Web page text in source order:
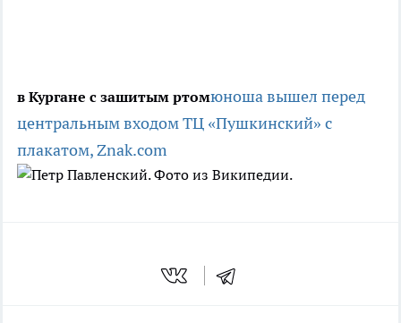
в Кургане с зашитым ртомюноша вышел перед
центральным входом ТЦ «Пушкинский» с
плакатом,Znak.com